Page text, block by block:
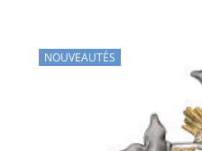
NOUVEAUTÉS